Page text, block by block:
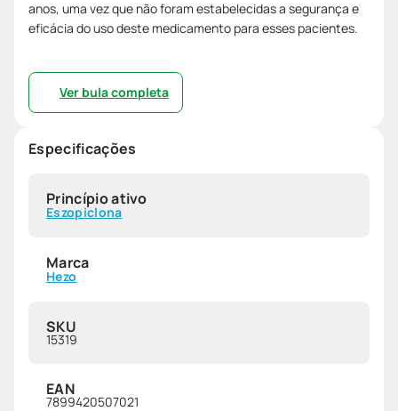
anos, uma vez que não foram estabelecidas a segurança e
eficácia do uso deste medicamento para esses pacientes.
Ver bula completa
Especificações
Princípio ativo
Eszopiclona
Marca
Hezo
SKU
15319
EAN
7899420507021